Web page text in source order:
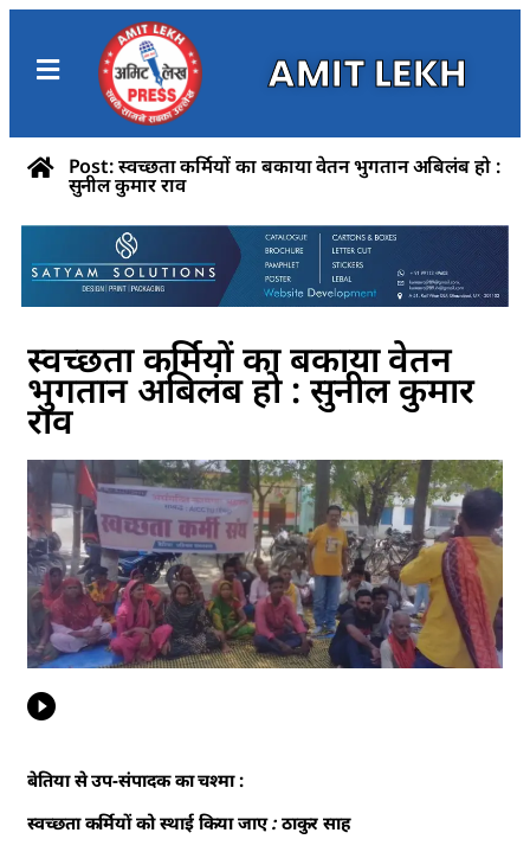
AMIT LEKH
Post: स्वच्छता कर्मियों का बकाया वेतन भुगतान अबिलंब हो :
सुनील कुमार राव
स्वच्छता कर्मियों का बकाया वेतन
भुगतान अबिलंब हो : सुनील कुमार
राव
बेतिया से उप-संपादक का चश्मा :
स्वच्छता कर्मियों को स्थाई किया जाए : ठाकुर साह